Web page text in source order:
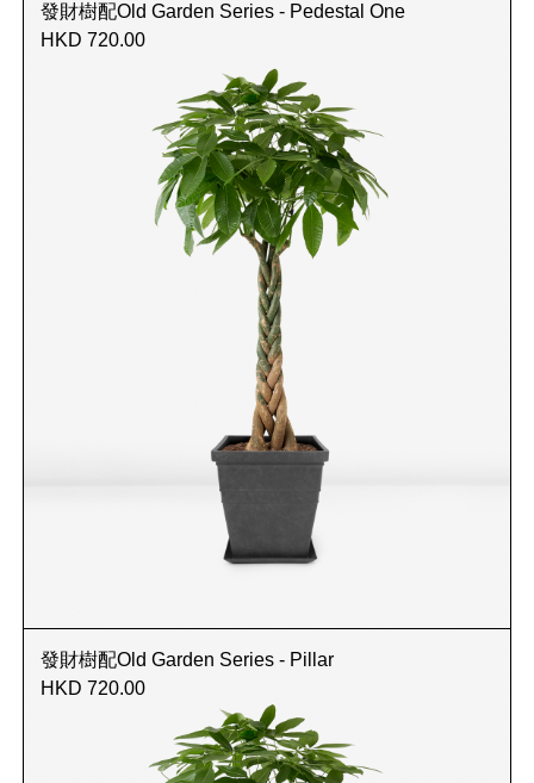
發財樹配Old Garden Series - Pedestal One
HKD 720.00
發財樹配Old Garden Series - Pillar
HKD 720.00